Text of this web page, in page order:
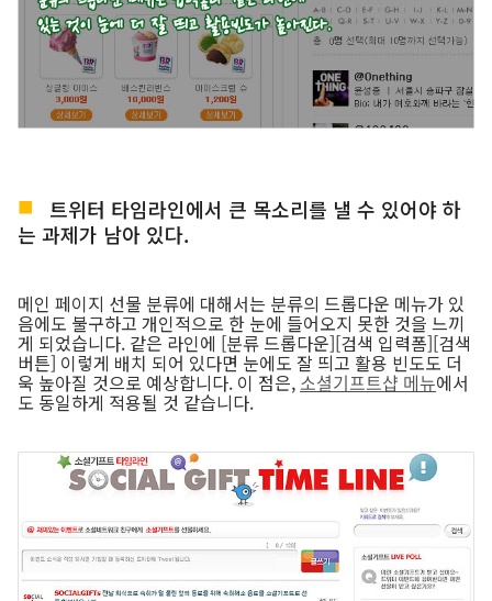
트위터 타임라인에서 큰 목소리를 낼 수 있어야 하
는 과제가 남아 있다.
메인 페이지 선물 분류에 대해서는 분류의 드롭다운 메뉴가 있
음에도 불구하고 개인적으로 한 눈에 들어오지 못한 것을 느끼
게 되었습니다. 같은 라인에 [분류 드롭다운][검색 입력폼][검색
버튼] 이렇게 배치 되어 있다면 눈에도 잘 띄고 활용 빈도도 더
욱 높아질 것으로 예상합니다. 이 점은, 소셜기프트샵 메뉴에서
도 동일하게 적용될 것 같습니다.